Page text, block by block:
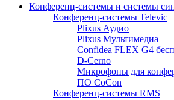
Конференц-системы и системы
Конференц-системы Televic
Plixus Аудио
Plixus Мультимедиа
Confidea FLEX G4
D-Cerno
Микрофоны для
ПО CoCon
Конференц-системы RMS